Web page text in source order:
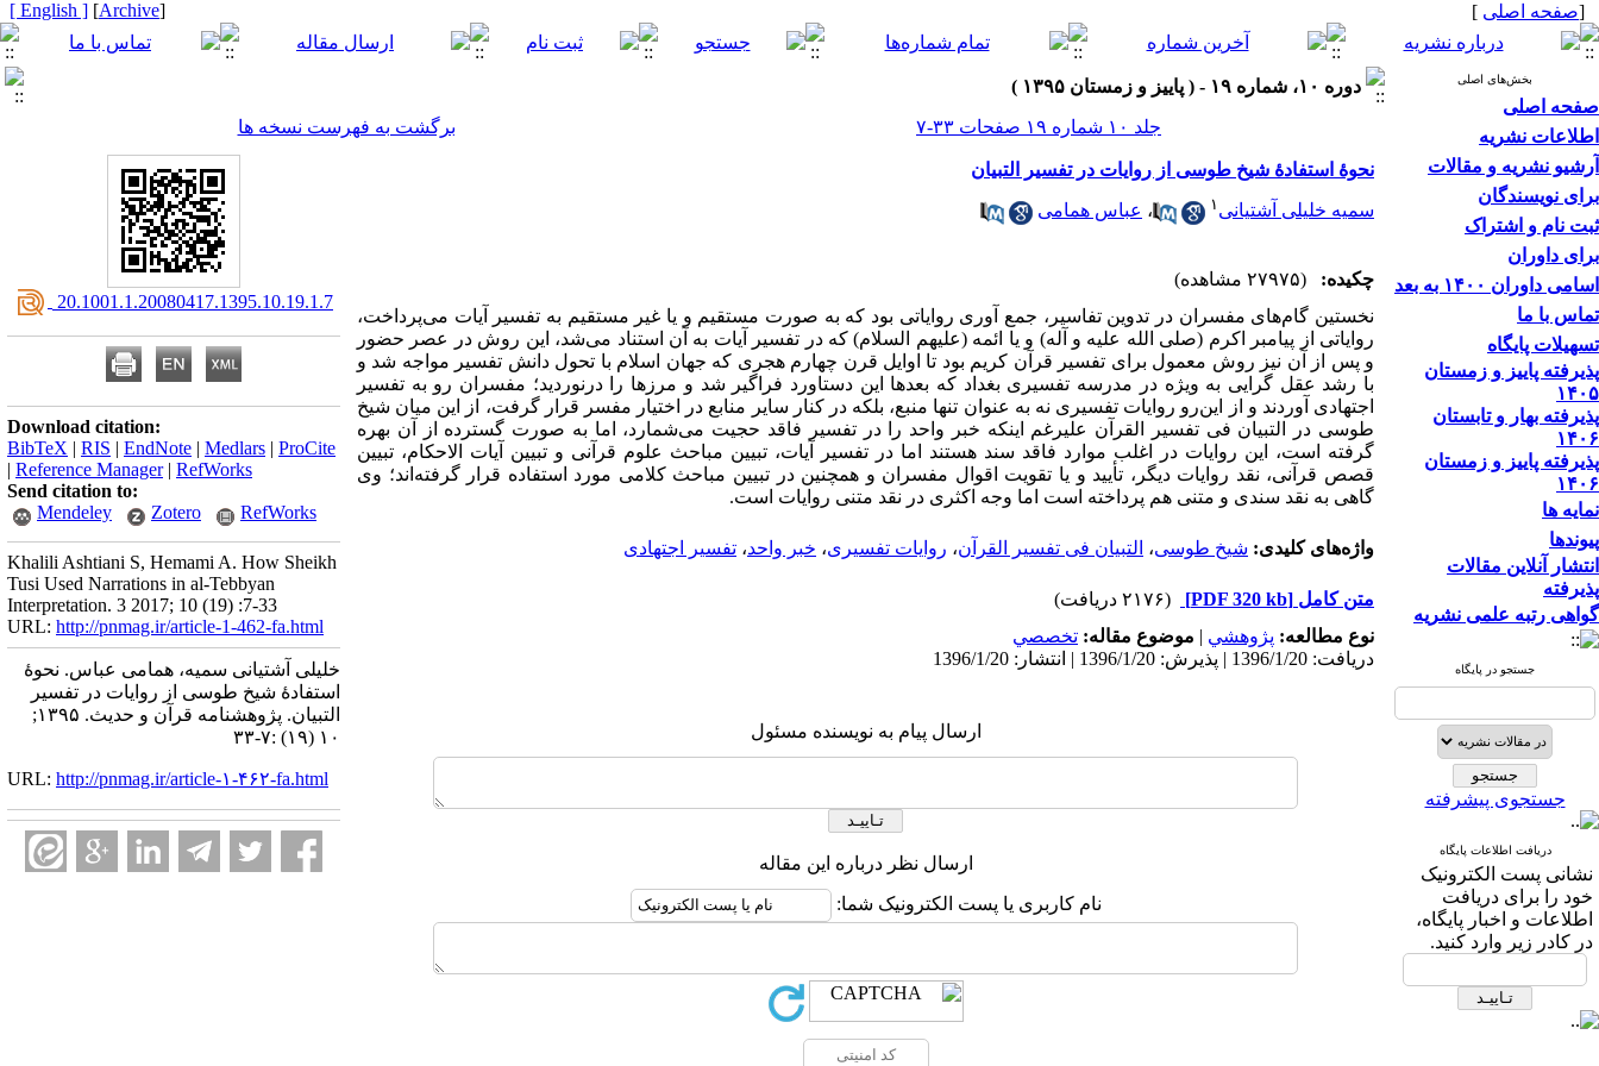
[صفحه اصلی ]
[
Archive
]
[ English ]
بخش‌های اصلی
صفحه اصلی
اطلاعات نشریه
آرشیو نشریه و مقالات
برای نویسندگان
ثبت نام و اشتراک
برای داوران
اسامی داوران ۱۴۰۰ به بعد
تماس با ما
تسهیلات پایگاه
پذیرفته پاییز و زمستان
۱۴۰۵
پذیرفته بهار و تابستان
۱۴۰۶
پذیرفته پاییز و زمستان
۱۴۰۶
نمایه ها
پیوندها
انتشار آنلاین مقالات
پذیرفته
گواهی رتبه علمی نشریه
جستجو در پایگاه
جستجوی پیشرفته
دریافت اطلاعات پایگاه
نشانی پست الکترونیک
خود را برای دریافت
اطلاعات و اخبار پایگاه،
در کادر زیر وارد کنید.
دوره ۱۰، شماره ۱۹ - ( پاییز و زمستان ۱۳۹۵ )
جلد ۱۰ شماره ۱۹ صفحات ۳۳-۷
برگشت به فهرست نسخه ها
نحوۀ استفادۀ شیخ طوسی از روایات در تفسیر التبیان
سمیه خلیلی آشتیانی ۱ ، عباس همامی
چکیده:
(۲۷۹۷۵ مشاهده)
نخستین گام‌های مفسران در تدوین تفاسیر، جمع آوری روایاتی بود که به صورت مستقیم و یا غیر مستقیم به تفسیر آیات می‌پرداخت،
روایاتی از پیامبر اکرم (صلی الله علیه و آله) و یا ائمه (علیهم السلام) که در تفسیر آیات به آن استناد می‌شد، این روش در عصر حضور
و پس از آن نیز روش معمول برای تفسیر قرآن کریم بود تا اوایل قرن چهارم هجری که جهان اسلام با تحول دانش تفسیر مواجه شد و
با رشد عقل گرایی به ویژه در مدرسه تفسیری بغداد که بعدها این دستاورد فراگیر شد و مرزها را درنوردید؛ مفسران رو به تفسیر
اجتهادی آوردند و از این‌رو روایات تفسیری نه به عنوان تنها منبع، بلکه در کنار سایر منابع در اختیار مفسر قرار گرفت، از این میان شیخ
طوسی در التبیان فی تفسیر القرآن علیرغم اینکه خبر واحد را در تفسیر فاقد حجیت می‌شمارد، اما به صورت گسترده از آن بهره
گرفته است، این روایات در اغلب موارد فاقد سند هستند اما در تفسیر آیات، تبیین مباحث علوم قرآنی و تبیین آیات الاحکام، تبیین
قصص قرآنی، نقد روایات دیگر، تأیید و یا تقویت اقوال مفسران و همچنین در تبیین مباحث کلامی مورد استفاده قرار گرفته‌اند؛ وی
گاهی به نقد سندی و متنی هم پرداخته است اما وجه اکثری در نقد متنی روایات است.
واژه‌های کلیدی: شیخ طوسی، التبیان فی تفسیر القرآن، روایات تفسیری، خبر واحد، تفسیر اجتهادی
متن کامل [PDF 320 kb]
(۲۱۷۶ دریافت)
نوع مطالعه: پژوهشي | موضوع مقاله: تخصصي
دریافت: 1396/1/20 | پذیرش: 1396/1/20 | انتشار: 1396/1/20
ارسال پیام به نویسنده مسئول
ارسال نظر درباره این مقاله
نام کاربری یا پست الکترونیک شما:
‎ 20.1001.1.20080417.1395.10.19.1.7
Download citation:
BibTeX | RIS | EndNote | Medlars | ProCite
| Reference Manager| RefWorks
Send citation to:
Mendeley
Zotero RefWorks
Khalili Ashtiani S, Hemami A. How Sheikh
Tusi Used Narrations in al-Tebbyan
Interpretation. 3 2017; 10 (19) :7-33
URL: http://pnmag.ir/article-1-462-fa.html
خلیلی آشتیانی سمیه، همامی عباس. نحوۀ
استفادۀ شیخ طوسی از روایات در تفسیر
التبیان. پژوهشنامه قرآن و حدیث. ۱۳۹۵;
۱۰ (۱۹) :۷-۳۳
URL: http://pnmag.ir/article-۱-۴۶۲-fa.html